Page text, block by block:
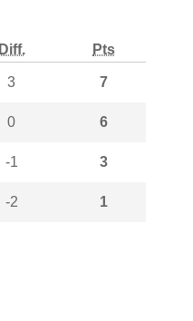
Diff. Pts
3 7
0 6
-1 3
-2 1